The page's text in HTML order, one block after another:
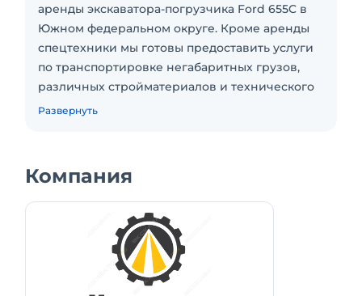
аренды экскаватора-погрузчика Ford 655C в
Южном федеральном округе. Кроме аренды
спецтехники мы готовы предоставить услуги
по транспортировке негабаритных грузов,
различных стройматериалов и технического
оборудования даже на самые удалённые
Развернуть
Компания